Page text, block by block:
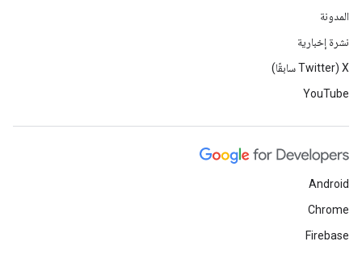
المدونة
نشرة إخبارية
‫X ‏(Twitter سابقًا)
YouTube
Android
Chrome
Firebase